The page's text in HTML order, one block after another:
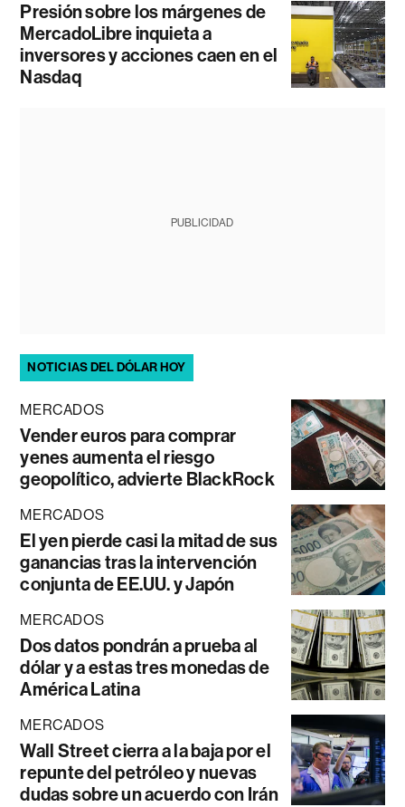
Presión sobre los márgenes de
MercadoLibre inquieta a
inversores y acciones caen en el
Nasdaq
PUBLICIDAD
NOTICIAS DEL DÓLAR HOY
MERCADOS
Vender euros para comprar
yenes aumenta el riesgo
geopolítico, advierte BlackRock
MERCADOS
El yen pierde casi la mitad de sus
ganancias tras la intervención
conjunta de EE.UU. y Japón
MERCADOS
Dos datos pondrán a prueba al
dólar y a estas tres monedas de
América Latina
MERCADOS
Wall Street cierra a la baja por el
repunte del petróleo y nuevas
dudas sobre un acuerdo con Irán